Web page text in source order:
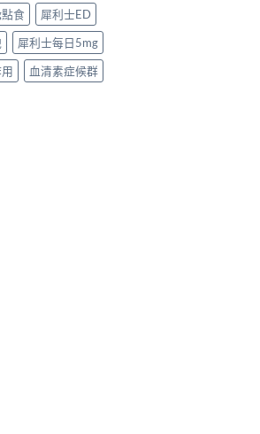
食
犀利士ED
犀利士每日5mg
血清素症候群